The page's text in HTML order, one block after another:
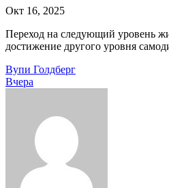
Окт 16, 2025
Переход на следующий уровень жизни предполагает
достижение другого уровня
Навигация
по
Вупи Голдберг
Вчера